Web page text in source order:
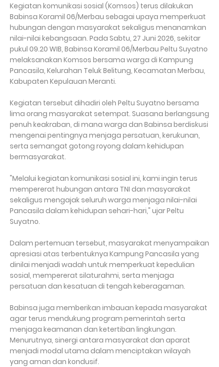
Kegiatan komunikasi sosial (Komsos) terus dilakukan
Babinsa Koramil 06/Merbau sebagai upaya memperkuat
hubungan dengan masyarakat sekaligus menanamkan
nilai-nilai kebangsaan. Pada Sabtu, 27 Juni 2026, sekitar
pukul 09.20 WIB, Babinsa Koramil 06/Merbau Peltu Suyatno
melaksanakan Komsos bersama warga di Kampung
Pancasila, Kelurahan Teluk Belitung, Kecamatan Merbau,
Kabupaten Kepulauan Meranti.
Kegiatan tersebut dihadiri oleh Peltu Suyatno bersama
lima orang masyarakat setempat. Suasana berlangsung
penuh keakraban, di mana warga dan Babinsa berdiskusi
mengenai pentingnya menjaga persatuan, kerukunan,
serta semangat gotong royong dalam kehidupan
bermasyarakat.
"Melalui kegiatan komunikasi sosial ini, kami ingin terus
mempererat hubungan antara TNI dan masyarakat
sekaligus mengajak seluruh warga menjaga nilai-nilai
Pancasila dalam kehidupan sehari-hari," ujar Peltu
Suyatno.
Dalam pertemuan tersebut, masyarakat menyampaikan
apresiasi atas terbentuknya Kampung Pancasila yang
dinilai menjadi wadah untuk memperkuat kepedulian
sosial, mempererat silaturahmi, serta menjaga
persatuan dan kesatuan di tengah keberagaman.
Babinsa juga memberikan imbauan kepada masyarakat
agar terus mendukung program pemerintah serta
menjaga keamanan dan ketertiban lingkungan.
Menurutnya, sinergi antara masyarakat dan aparat
menjadi modal utama dalam menciptakan wilayah
yang aman dan kondusif.